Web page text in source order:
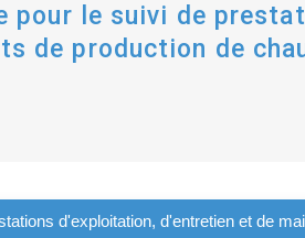
pour le suivi de
de production de
d'exploitation, d'entretien et de